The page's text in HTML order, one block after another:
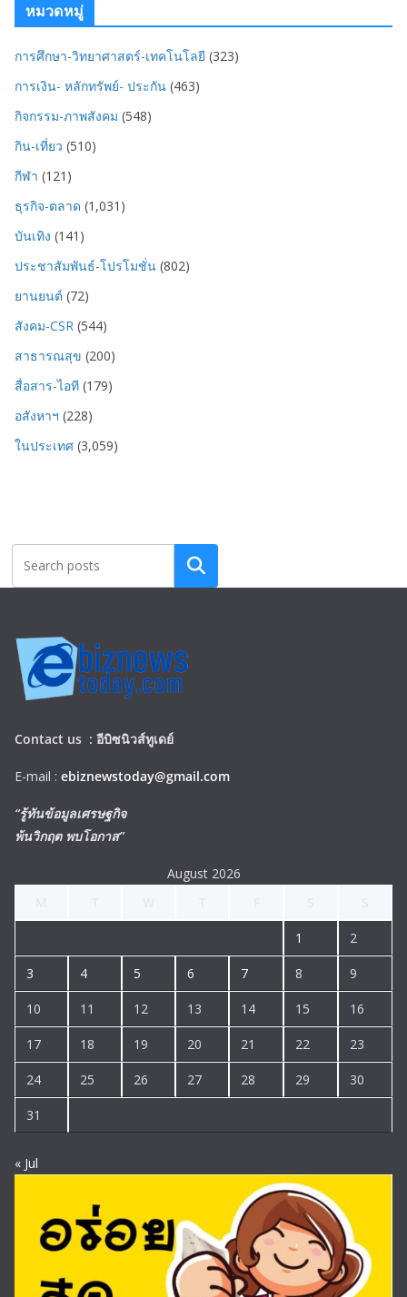
หมวดหมู่
การศึกษา-วิทยาศาสตร์-เทคโนโลยี (323)
การเงิน- หลักทรัพย์- ประกัน (463)
กิจกรรม-ภาพสังคม (548)
กิน-เที่ยว (510)
กีฬา (121)
ธุรกิจ-ตลาด (1,031)
บันเทิง (141)
ประชาสัมพันธ์-โปรโมชั่น (802)
ยานยนต์ (72)
สังคม-CSR (544)
สาธารณสุข (200)
สื่อสาร-ไอที (179)
อสังหาฯ (228)
ในประเทศ (3,059)
Search
Contact us : อีบิซนิวส์ทูเดย์
E-mail : ebiznewstoday@gmail.com
“รู้ทันข้อมูลเศรษฐกิจ
พ้นวิกฤต พบโอกาส”
August 2026
1 2
3 4 5 6 7 8 9
10 11 12 13 14 15 16
17 18 19 20 21 22 23
24 25 26 27 28 29 30
31
« Jul